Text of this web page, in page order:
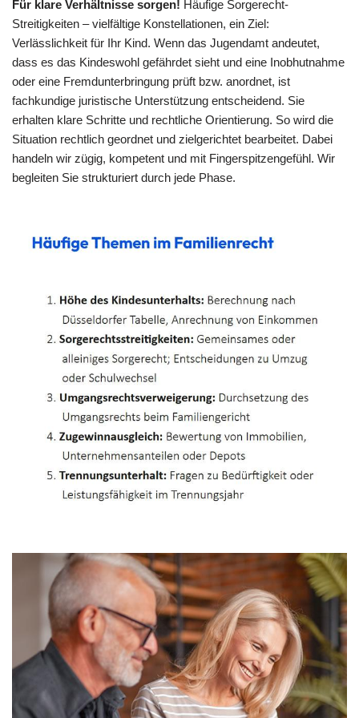
Für klare Verhältnisse sorgen! Häufige Sorgerecht-
Streitigkeiten – vielfältige Konstellationen, ein Ziel:
Verlässlichkeit für Ihr Kind. Wenn das Jugendamt andeutet,
dass es das Kindeswohl gefährdet sieht und eine Inobhutnahme
oder eine Fremdunterbringung prüft bzw. anordnet, ist
fachkundige juristische Unterstützung entscheidend. Sie
erhalten klare Schritte und rechtliche Orientierung. So wird die
Situation rechtlich geordnet und zielgerichtet bearbeitet. Dabei
handeln wir zügig, kompetent und mit Fingerspitzengefühl. Wir
begleiten Sie strukturiert durch jede Phase.